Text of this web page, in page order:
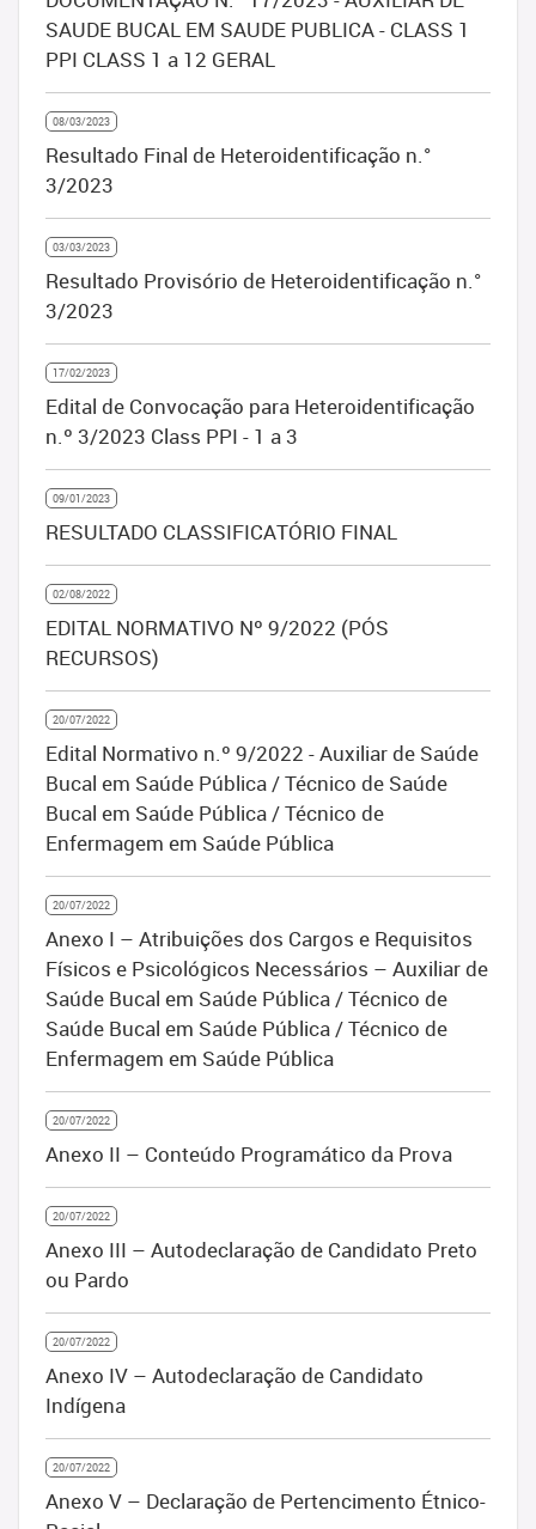
SAUDE BUCAL EM SAUDE PUBLICA - CLASS 1
PPI CLASS 1 a 12 GERAL
08/03/2023
Resultado Final de Heteroidentificação n.°
3/2023
03/03/2023
Resultado Provisório de Heteroidentificação n.°
3/2023
17/02/2023
Edital de Convocação para Heteroidentificação
n.º 3/2023 Class PPI - 1 a 3
09/01/2023
RESULTADO CLASSIFICATÓRIO FINAL
02/08/2022
EDITAL NORMATIVO Nº 9/2022 (PÓS
RECURSOS)
20/07/2022
Edital Normativo n.º 9/2022 - Auxiliar de Saúde
Bucal em Saúde Pública / Técnico de Saúde
Bucal em Saúde Pública / Técnico de
Enfermagem em Saúde Pública
20/07/2022
Anexo I – Atribuições dos Cargos e Requisitos
Físicos e Psicológicos Necessários – Auxiliar de
Saúde Bucal em Saúde Pública / Técnico de
Saúde Bucal em Saúde Pública / Técnico de
Enfermagem em Saúde Pública
20/07/2022
Anexo II – Conteúdo Programático da Prova
20/07/2022
Anexo III – Autodeclaração de Candidato Preto
ou Pardo
20/07/2022
Anexo IV – Autodeclaração de Candidato
Indígena
20/07/2022
Anexo V – Declaração de Pertencimento Étnico-